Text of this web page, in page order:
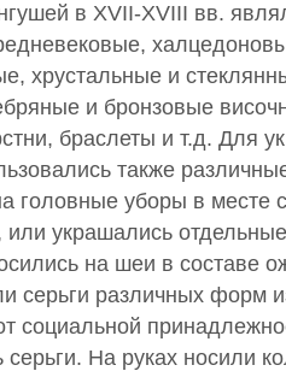
в XVII-XVIII вв.
хрустальные и
и бронзовые
браслеты и т.д. Для
также
головные уборы в месте
украшались
на шеи в составе
серьги различных форм
социальной
На руках носили